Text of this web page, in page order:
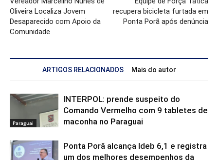
Oliveira Localiza Jovem
Desaparecido com Apoio da
Comunidade
recupera bicicleta furtada em
Ponta Porã após denúncia
ARTIGOS RELACIONADOS Mais do autor
Paraguai
INTERPOL: prende suspeito do
Comando Vermelho com 9 tabletes de
maconha no Paraguai
Ponta Porã alcança Ideb 6,1 e registra
um dos melhores desempenhos da